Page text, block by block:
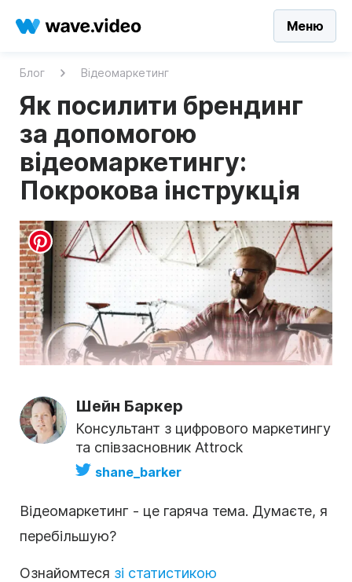
Меню
Блог Відеомаркетинг
Як посилити брендинг
за допомогою
відеомаркетингу:
Покрокова інструкція
Шейн Баркер
Консультант з цифрового маркетингу
та співзасновник Attrock
shane_barker
Відеомаркетинг - це гаряча тема. Думаєте, я
перебільшую?
Ознайомтеся зі статистикою